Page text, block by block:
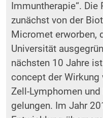
Immuntherapie“.
zunächst von der
Micromet erworben,
Universität
nächsten 10 Jahre
concept der
Zell-Lymphomen
gelungen. Im Jahr